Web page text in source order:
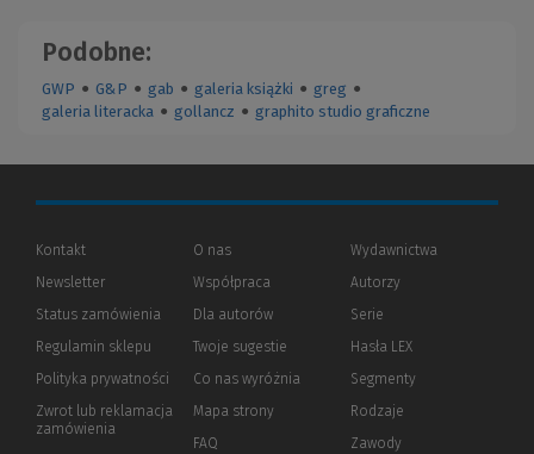
Podobne:
GWP ● G&P ● gab ● galeria książki ● greg ●
galeria literacka ● gollancz ● graphito studio graficzne
Kontakt
Newsletter
Status zamówienia
Regulamin sklepu
Polityka prywatności (Nowe
(Link
innej
Zwrot lub reklamacja
zamówienia
O nas
Współpraca
Dla autorów(Nowe
(Link
innej
strony)
Twoje sugestie
Co nas wyróżnia
Mapa strony
FAQ
Wydawnictwa
Autorzy
Serie
Hasła LEX
Segmenty
Rodzaje
Zawody